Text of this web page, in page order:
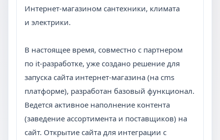
Интернет-магазином сантехники, климата
и электрики.
В настоящее время, совместно с партнером
по it-разработке, уже создано решение для
запуска сайта интернет-магазина (на cms
платформе), разработан базовый функционал.
Ведется активное наполнение контента
(заведение ассортимента и поставщиков) на
сайт. Открытие сайта для интеграции с